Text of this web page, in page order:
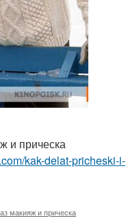
и прическа
kak-delat-pricheski-i-
макияж и прическа